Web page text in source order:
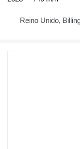
Reino Unido,